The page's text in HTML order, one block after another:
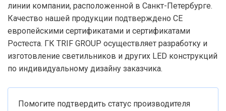
линии компании, расположенной в Санкт-Петербурге.
Качество нашей продукции подтверждено CE
европейскими сертификатами и сертификатами
Ростеста. ГК TRIF GROUP осуществляет разработку и
изготовление светильников и других LED конструкций
по индивидуальному дизайну заказчика.
Помогите подтвердить статус производителя